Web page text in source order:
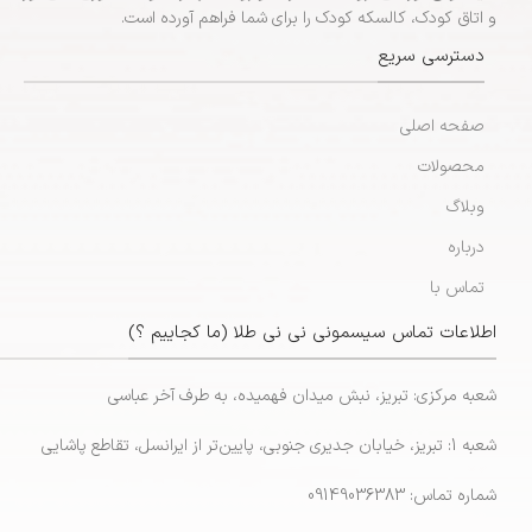
و اتاق کودک، کالسکه کودک را برای شما فراهم آورده است.
دسترسی سریع
صفحه اصلی
محصولات
وبلاگ
درباره
تماس با
اطلاعات تماس سیسمونی نی نی طلا (ما کجاییم ؟)
شعبه مرکزی: تبریز، نبش میدان فهمیده، به طرف آخر عباسی
شعبه 1: تبریز، خیابان جدیری جنوبی، پایین‌تر از ایرانسل، تقاطع پاشایی
شماره تماس: 09149036383